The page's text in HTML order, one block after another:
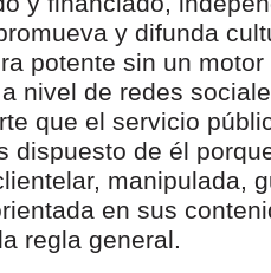
y difunda
potente sin un
nivel de redes
que el servicio
dispuesto de él
manipulada,
en sus
regla general.